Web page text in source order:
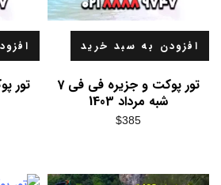
افزودن به سبد خرید
تور پوکت و جزیره فی فی 7
شبه مرداد 1403
$385